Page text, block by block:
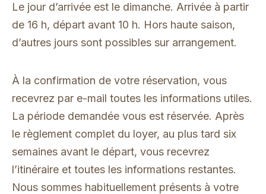
Le jour d’arrivée est le dimanche. Arrivée à partir
de 16 h, départ avant 10 h. Hors haute saison,
d’autres jours sont possibles sur arrangement.
À la confirmation de votre réservation, vous
recevrez par e-mail toutes les informations utiles.
La période demandée vous est réservée. Après
le règlement complet du loyer, au plus tard six
semaines avant le départ, vous recevrez
l’itinéraire et toutes les informations restantes.
Nous sommes habituellement présents à votre